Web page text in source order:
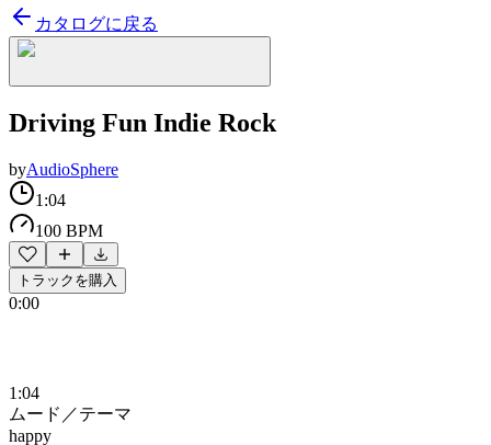
カタログに戻る
Driving Fun Indie Rock
byAudioSphere
1:04
100 BPM
トラックを購入
0:00
1:04
ムード／テーマ
happy